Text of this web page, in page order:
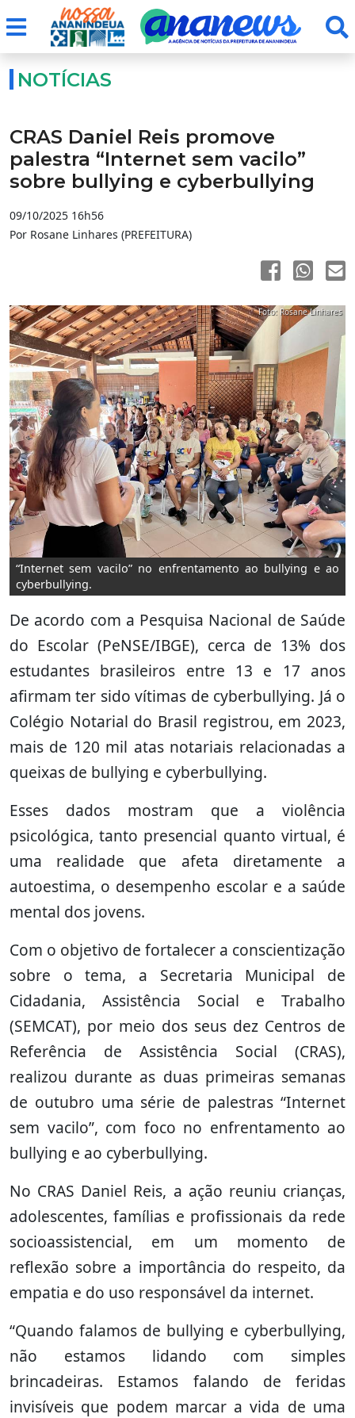
NOTÍCIAS
CRAS Daniel Reis promove
palestra “Internet sem vacilo”
sobre bullying e cyberbullying
09/10/2025 16h56
Por Rosane Linhares (PREFEITURA)
“Internet sem vacilo” no enfrentamento ao bullying e ao
cyberbullying.
Foto: Rosane Linhares
De acordo com a Pesquisa Nacional de Saúde
do Escolar (PeNSE/IBGE), cerca de 13% dos
estudantes brasileiros entre 13 e 17 anos
afirmam ter sido vítimas de cyberbullying. Já o
Colégio Notarial do Brasil registrou, em 2023,
mais de 120 mil atas notariais relacionadas a
queixas de bullying e cyberbullying.
Esses dados mostram que a violência
psicológica, tanto presencial quanto virtual, é
uma realidade que afeta diretamente a
autoestima, o desempenho escolar e a saúde
mental dos jovens.
Com o objetivo de fortalecer a conscientização
sobre o tema, a Secretaria Municipal de
Cidadania, Assistência Social e Trabalho
(SEMCAT), por meio dos seus dez Centros de
Referência de Assistência Social (CRAS),
realizou durante as duas primeiras semanas
de outubro uma série de palestras “Internet
sem vacilo”, com foco no enfrentamento ao
bullying e ao cyberbullying.
No CRAS Daniel Reis, a ação reuniu crianças,
adolescentes, famílias e profissionais da rede
socioassistencial, em um momento de
reflexão sobre a importância do respeito, da
empatia e do uso responsável da internet.
“Quando falamos de bullying e cyberbullying,
não estamos lidando com simples
brincadeiras. Estamos falando de feridas
invisíveis que podem marcar a vida de uma